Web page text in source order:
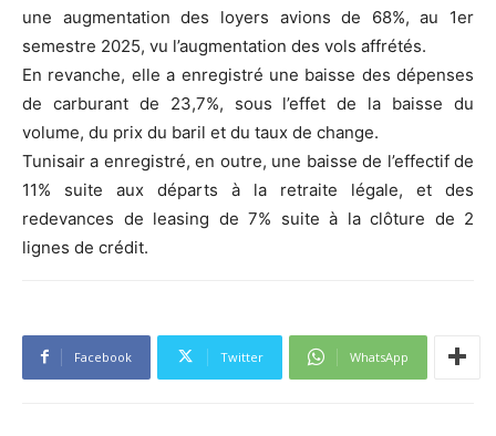
une augmentation des loyers avions de 68%, au 1er
semestre 2025, vu l’augmentation des vols affrétés.
En revanche, elle a enregistré une baisse des dépenses
de carburant de 23,7%, sous l’effet de la baisse du
volume, du prix du baril et du taux de change.
Tunisair a enregistré, en outre, une baisse de l’effectif de
11% suite aux départs à la retraite légale, et des
redevances de leasing de 7% suite à la clôture de 2
lignes de crédit.
Facebook Twitter WhatsApp